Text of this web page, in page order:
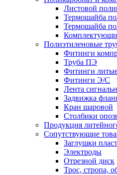
Листовой
Термошайба
Термошайба
Полиэтиленовые
Фитинги
Труба ПЭ
Фитинги
Фитинги Э/С
Лента
Задвижка
Кран шаровой
Столбики
Продукция
Сопутствующие
Заглушки
Электроды
Отрезной диск
Трос, стропа,